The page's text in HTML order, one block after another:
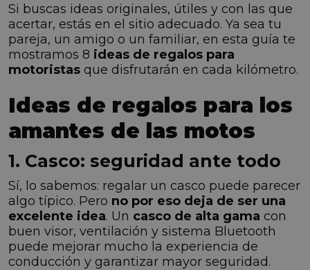
Si buscas ideas originales, útiles y con las que
acertar, estás en el sitio adecuado. Ya sea tu
pareja, un amigo o un familiar, en esta guía te
mostramos 8 ideas de regalos para
motoristas que disfrutarán en cada kilómetro.
Ideas de regalos para los
amantes de las motos
1. Casco: seguridad ante todo
Sí, lo sabemos: regalar un casco puede parecer
algo típico. Pero no por eso deja de ser una
excelente idea. Un casco de alta gama con
buen visor, ventilación y sistema Bluetooth
puede mejorar mucho la experiencia de
conducción y garantizar mayor seguridad.